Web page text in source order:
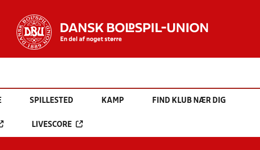
SPILLESTED KAMP FIND KLUB NÆR DIG
LIVESCORE